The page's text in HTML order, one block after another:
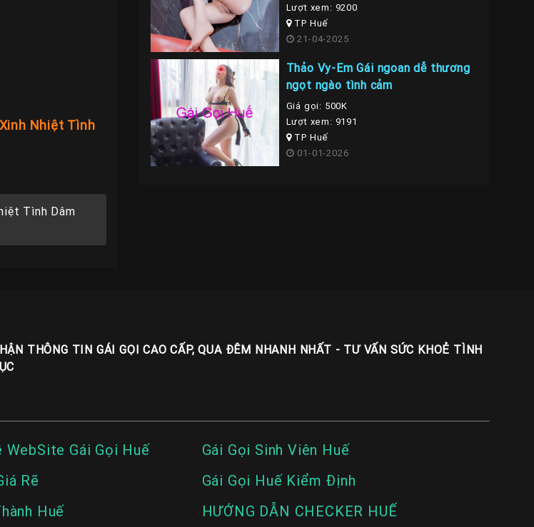
Nhiệt Tình
Tình Dâm
Lượt xem: 9200
TP Huế
21-04-2025
Thảo Vy-Em Gái ngoan dễ thương
ngọt ngào tình cảm
Giá gọi: 500K
Lượt xem: 9191
TP Huế
01-01-2026
THÔNG TIN GÁI GỌI CAO CẤP, QUA ĐÊM NHANH NHẤT - TƯ VẤN SỨC KHOẺ TÌNH
WebSite Gái Gọi Huế
Gái Gọi Sinh Viên Huế
Rẽ
Gái Gọi Huế Kiểm Định
Huế HƯỚNG DẪN CHECKER HUẾ